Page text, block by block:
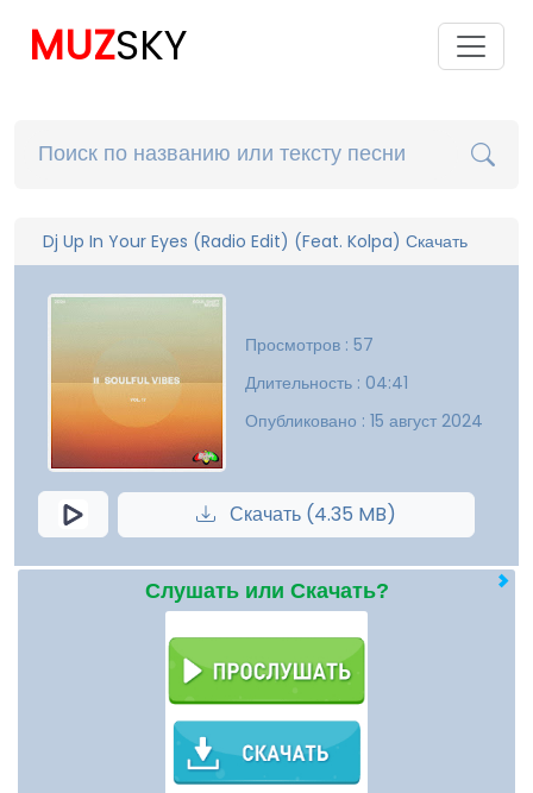
MUZSKY
Dj Up In Your Eyes (Radio Edit) (Feat. Kolpa) Скачать
Просмотров : 57
Длительность : 04:41
Опубликовано : 15 август 2024
Скачать (4.35 MB)
Слушать или Скачать?